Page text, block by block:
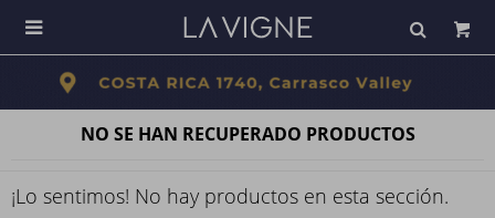

NO SE HAN RECUPERADO PRODUCTOS
¡Lo sentimos! No hay productos en esta sección.